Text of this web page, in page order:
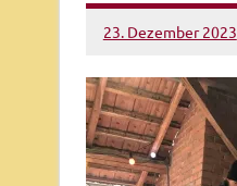
23. Dezember 2023